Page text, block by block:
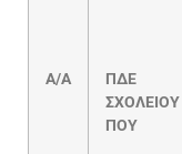
A/A
ΠΔΕ
ΣΧΟΛΕΙΟΥ
ΠΟΥ